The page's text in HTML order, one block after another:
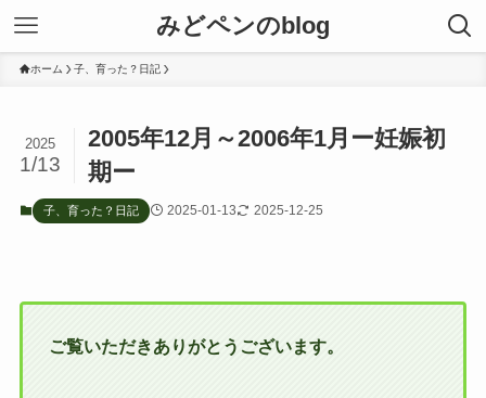
みどペンのblog
ホーム 子、育った？日記
2005年12月～2006年1月ー妊娠初
期ー
2025
1/13
子、育った？日記 2025-01-13 2025-12-25
ご覧いただきありがとうございます。